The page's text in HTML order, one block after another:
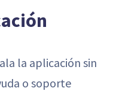
la aplicación sin
o soporte